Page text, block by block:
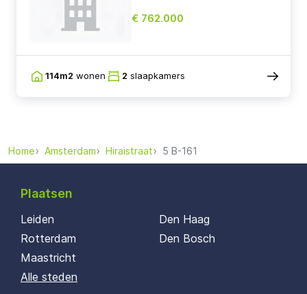
€ 762.000
114m2 wonen 2 slaapkamers
Home Amsterdam Hiraistraat 5 B-161
Plaatsen
Leiden
Rotterdam
Maastricht
Den Haag
Den Bosch
Alle steden